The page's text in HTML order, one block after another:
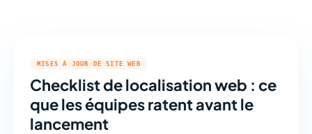
MISES À JOUR DE SITE WEB
Checklist de localisation web : ce
que les équipes ratent avant le
lancement